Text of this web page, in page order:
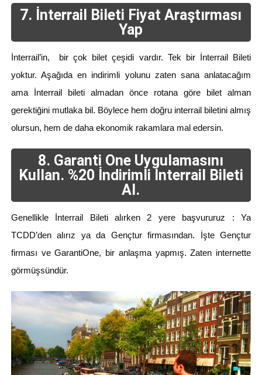
7. İnterrail Bileti Fiyat Araştırması
Yap
İnterrail’in, bir çok bilet çeşidi vardır. Tek bir İnterrail Bileti
yoktur. Aşağıda en indirimli yolunu zaten sana anlatacağım
ama İnterrail bileti almadan önce rotana göre bilet alman
gerektiğini mutlaka bil. Böylece hem doğru interrail biletini almış
olursun, hem de daha ekonomik rakamlara mal edersin.
8. Garanti One Uygulamasını
Kullan. %20 İndirimli İnterrail Bileti
Al.
Genellikle İnterrail Bileti alırken 2 yere başvururuz : Ya
TCDD’den alırız ya da Gençtur firmasından. İşte Gençtur
firması ve GarantiOne, bir anlaşma yapmış. Zaten internette
görmüşsündür.